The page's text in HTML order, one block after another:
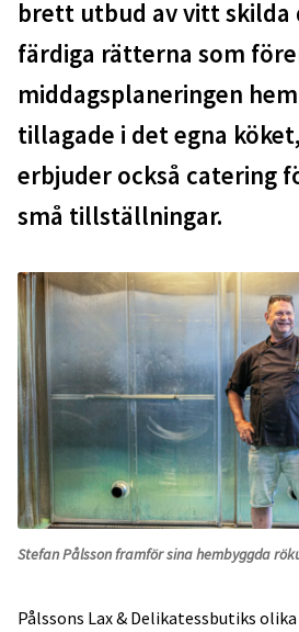
brett utbud av vitt skilda
färdiga rätterna som
middagsplaneringen
tillagade i det egna
erbjuder också catering
små tillställningar.
Stefan Pålsson framför sina hembyggda
Pålssons Lax & Delikatessbutiks